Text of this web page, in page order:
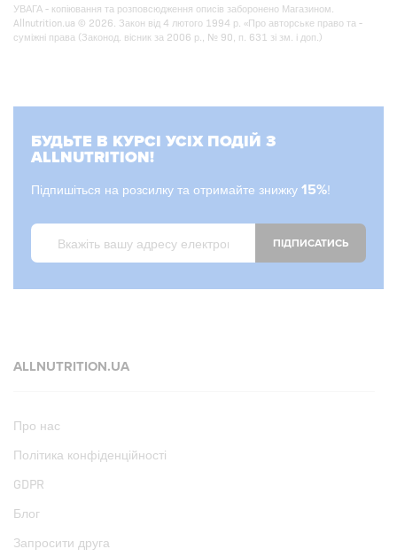
УВАГА - копіювання та розповсюдження описів заборонено Магазином.
Allnutrition.ua © 2026. Закон від 4 лютого 1994 р. «Про авторське право та -
суміжні права (Законод. вісник за 2006 р., № 90, п. 631 зі зм. і доп.)
БУДЬТЕ В КУРСІ УСІХ ПОДІЙ З
ALLNUTRITION!
Підпишіться на розсилку та отримайте знижку 15%!
ПІДПИСАТИСЬ
ALLNUTRITION.UA
Про нас
Політика конфіденційності
GDPR
Блог
Запросити друга